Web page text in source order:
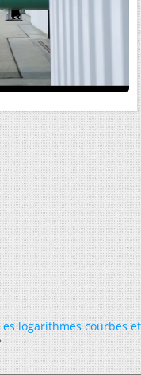
logarithmes courbes et